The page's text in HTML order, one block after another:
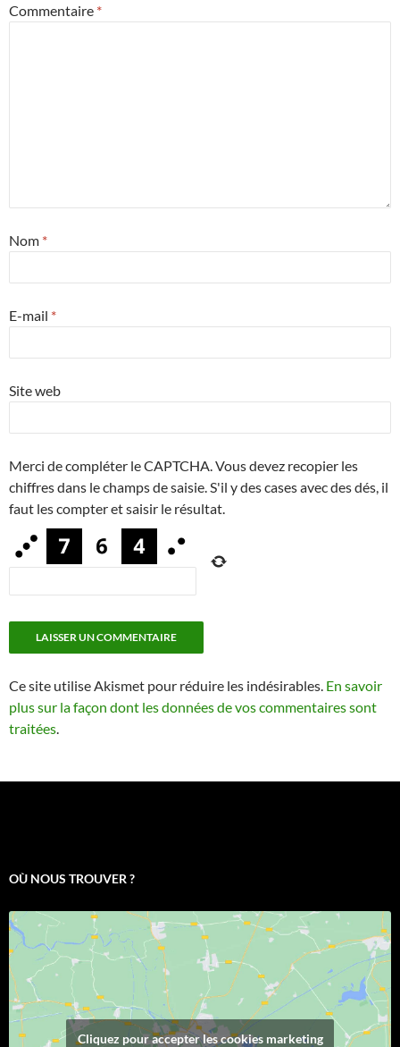
Commentaire *
Nom *
E-mail *
Site web
Merci de compléter le CAPTCHA. Vous devez recopier les
chiffres dans le champs de saisie. S'il y des cases avec des dés, il
faut les compter et saisir le résultat.
Ce site utilise Akismet pour réduire les indésirables. En savoir
plus sur la façon dont les données de vos commentaires sont
traitées
OÙ NOUS TROUVER ?
Cliquez pour accepter les cookies marketing